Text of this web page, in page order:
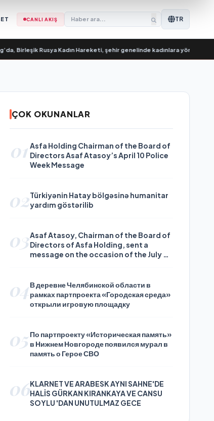
CANLI AKIŞ TR
Rusya Kadın Hareketi, şehir genelinde kadınlara yönelik destek
ÇOK OKUNANLAR
01 Asfa Holding Chairman of the Board of
Directors Asaf Atasoy’s April 10 Police
Week Message
02Türkiyənin Hatay bölgəsinə humanitar
yardım göstərilib
03Asaf Atasoy, Chairman of the Board of
Directors of Asfa Holding, sent a
message on the occasion of the July 24
04В деревне Челябинской области в
рамках партпроекта «Городская среда»
открыли игровую площадку
05 По партпроекту «Историческая память»
в Нижнем Новгороде появился мурал в
память о Герое СВО
06KLARNET VE ARABESK AYNI SAHNE'DE
HALİS GÜRKAN KIRANKAYA VE CANSU
SOYLU 'DAN UNUTULMAZ GECE